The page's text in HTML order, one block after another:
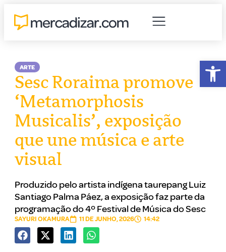
ARTE
Sesc Roraima promove
‘Metamorphosis
Musicalis’, exposição
que une música e arte
visual
Produzido pelo artista indígena taurepang Luiz
Santiago Palma Páez, a exposição faz parte da
programação do 4º Festival de Música do Sesc
SAYURI OKAMURA 11 DE JUNHO, 2026 14:42